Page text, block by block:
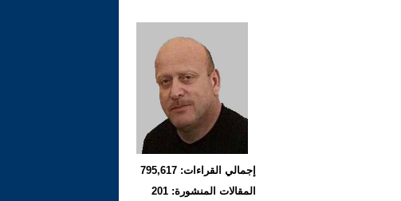
إجمالي القراءات: 795,617
المقالات المنشورة: 201